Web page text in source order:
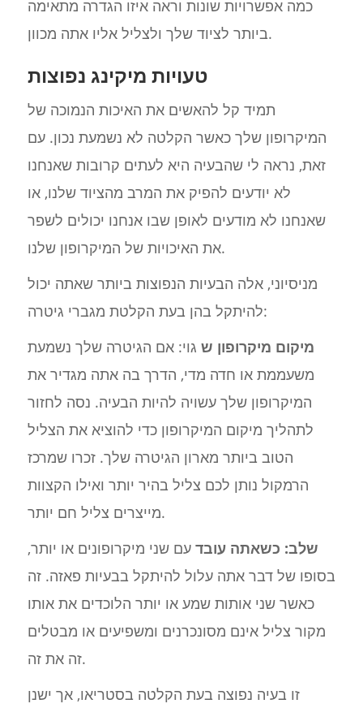
כמה אפשרויות שונות וראה איזו הגדרה מתאימה
ביותר לציוד שלך ולצליל אליו אתה מכוון.
טעויות מיקינג נפוצות
תמיד קל להאשים את האיכות הנמוכה של
המיקרופון שלך כאשר הקלטה לא נשמעת נכון. עם
זאת, נראה לי שהבעיה היא לעתים קרובות שאנחנו
לא יודעים להפיק את המרב מהציוד שלנו, או
שאנחנו לא מודעים לאופן שבו אנחנו יכולים לשפר
את האיכויות של המיקרופון שלנו.
מניסיוני, אלה הבעיות הנפוצות ביותר שאתה יכול
להיתקל בהן בעת הקלטת מגברי גיטרה:
מיקום מיקרופון ש גוי: אם הגיטרה שלך נשמעת
משעממת או חדה מדי, הדרך בה אתה מגדיר את
המיקרופון שלך עשויה להיות הבעיה. נסה לחזור
לתהליך מיקום המיקרופון כדי להוציא את הצליל
הטוב ביותר מארון הגיטרה שלך. זכרו שמרכז
הרמקול נותן לכם צליל בהיר יותר ואילו הקצוות
מייצרים צליל חם יותר.
שלב: כשאתה עובד עם שני מיקרופונים או יותר,
בסופו של דבר אתה עלול להיתקל בבעיות פאזה. זה
כאשר שני אותות שמע או יותר הלוכדים את אותו
מקור צליל אינם מסונכרנים ומשפיעים או מבטלים
זה את זה.
זו בעיה נפוצה בעת הקלטה בסטריאו, אך ישנן